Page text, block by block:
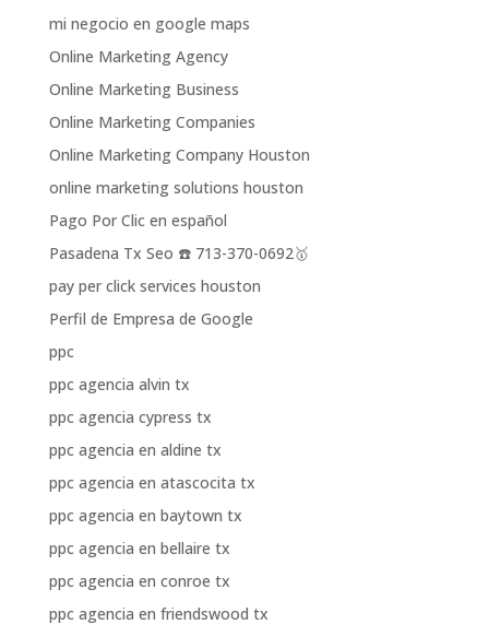
mi negocio en google maps
Online Marketing Agency
Online Marketing Business
Online Marketing Companies
Online Marketing Company Houston
online marketing solutions houston
Pago Por Clic en español
Pasadena Tx Seo ☎️ 713-370-0692🥇
pay per click services houston
Perfil de Empresa de Google
ppc
ppc agencia alvin tx
ppc agencia cypress tx
ppc agencia en aldine tx
ppc agencia en atascocita tx
ppc agencia en baytown tx
ppc agencia en bellaire tx
ppc agencia en conroe tx
ppc agencia en friendswood tx